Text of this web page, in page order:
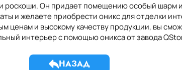
роскоши. Он придает помещению особый шарм
и желаете приобрести оникс для отделки
ценам и высокому качеству продукции, вы
интерьер с помощью оникса от завода
НАЗАД